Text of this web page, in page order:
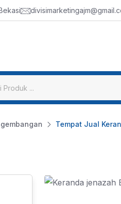
Tempat Jual